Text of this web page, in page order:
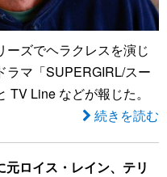
ーズでヘラクレスを演じ
ラマ「SUPERGIRL/スー
Line などが報じた。
続きを読む
ロイス・レイン、テリ